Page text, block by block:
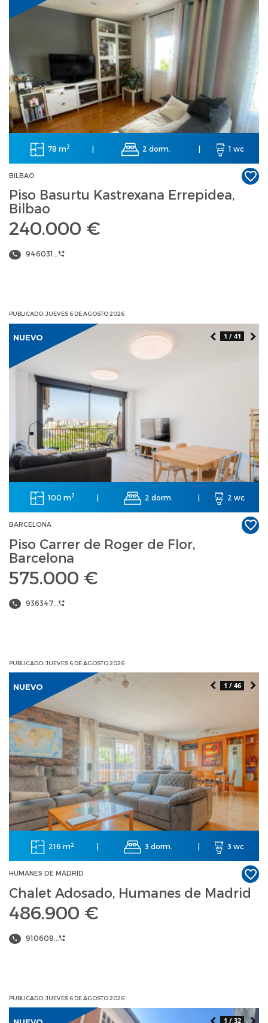
78 m2 | 2 dorm. | 1 wc
BILBAO
Piso Basurtu Kastrexana Errepidea,
Bilbao
240.000 €
946031...
PUBLICADO: JUEVES 6 DE AGOSTO 2026
NUEVO 1 / 41
100 m2 2 dorm. 2 wc
BARCELONA
Piso Carrer de Roger de Flor,
Barcelona
575.000 €
936347...
PUBLICADO: JUEVES 6 DE AGOSTO 2026
NUEVO 1 / 46
216 m2 3 dorm. 3 wc
HUMANES DE MADRID
Chalet Adosado, Humanes de Madrid
486.900 €
910608...
PUBLICADO: JUEVES 6 DE AGOSTO 2026
1 / 32